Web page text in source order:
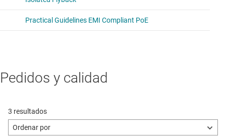
Pedidos y calidad